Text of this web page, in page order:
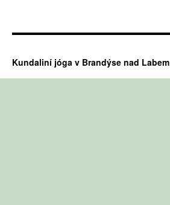
Kundaliní jóga v Brandýse nad Labem